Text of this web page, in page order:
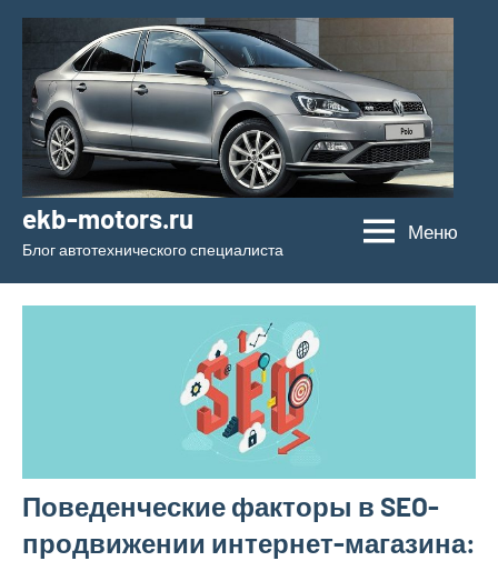
Перейти
содержимому
ekb-motors.ru
Блог автотехнического специалиста
Меню
Поведенческие факторы в SEO-
продвижении интернет-магазина: